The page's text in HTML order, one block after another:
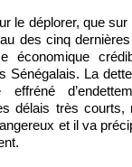
le déplorer, que
des cinq
économique
Sénégalais. La
effréné
délais très courts,
et il va